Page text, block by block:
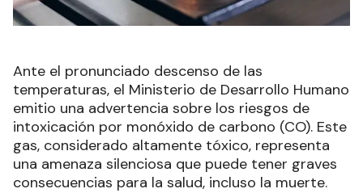
Ante el pronunciado descenso de las
temperaturas, el Ministerio de Desarrollo Humano
emitio una advertencia sobre los riesgos de
intoxicación por monóxido de carbono (CO). Este
gas, considerado altamente tóxico, representa
una amenaza silenciosa que puede tener graves
consecuencias para la salud, incluso la muerte.